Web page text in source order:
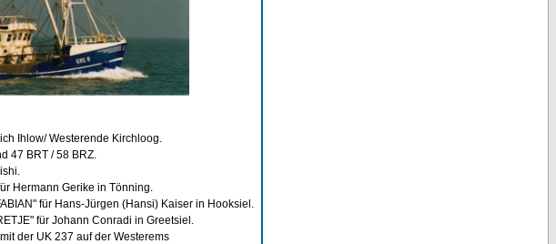
Ihlow/ Westerende Kirchloog.
47 BRT / 58 BRZ.
Hermann Gerike in Tönning.
für Hans-Jürgen (Hansi) Kaiser in Hooksiel.
für Johann Conradi in Greetsiel.
der UK 237 auf der Westerems